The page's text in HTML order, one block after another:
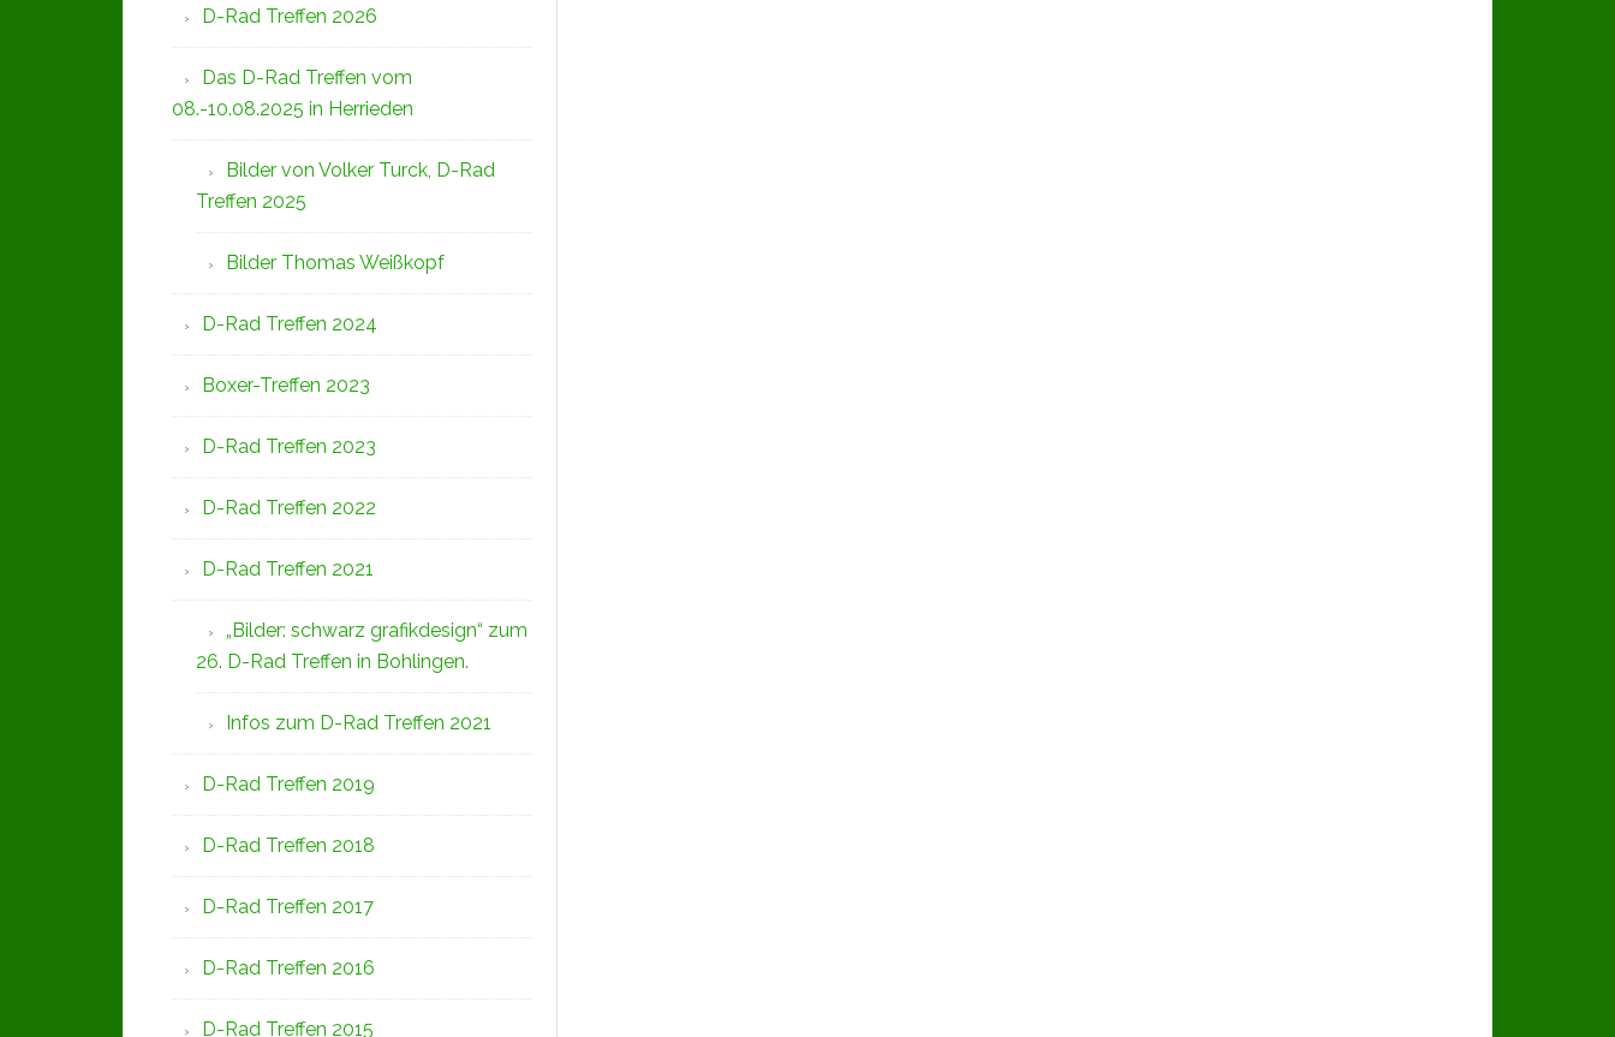
D-Rad Treffen 2026
Das D-Rad Treffen vom
08.-10.08.2025 in Herrieden
Bilder von Volker Turck, D-Rad
Treffen 2025
Bilder Thomas Weißkopf
D-Rad Treffen 2024
Boxer-Treffen 2023
D-Rad Treffen 2023
D-Rad Treffen 2022
D-Rad Treffen 2021
„Bilder: schwarz grafikdesign“ zum
26. D-Rad Treffen in Bohlingen.
Infos zum D-Rad Treffen 2021
D-Rad Treffen 2019
D-Rad Treffen 2018
D-Rad Treffen 2017
D-Rad Treffen 2016
D-Rad Treffen 2015